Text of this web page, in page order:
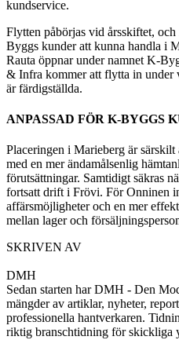
kundservice.
Flytten påbörjas vid årsskiftet,
Byggs kunder att kunna handla i
Rauta öppnar under namnet K-
& Infra kommer att flytta in under
är färdigställda.
ANPASSAD FÖR K-BYGGS
Placeringen i Marieberg är
med en mer ändamålsenlig
förutsättningar. Samtidigt säkras
fortsatt drift i Frövi. För Onninen
affärsmöjligheter och en mer
mellan lager och
SKRIVEN AV
DMH
Sedan starten har DMH - Den
mängder av artiklar, nyheter,
professionella hantverkaren.
riktig branschtidning för skickliga